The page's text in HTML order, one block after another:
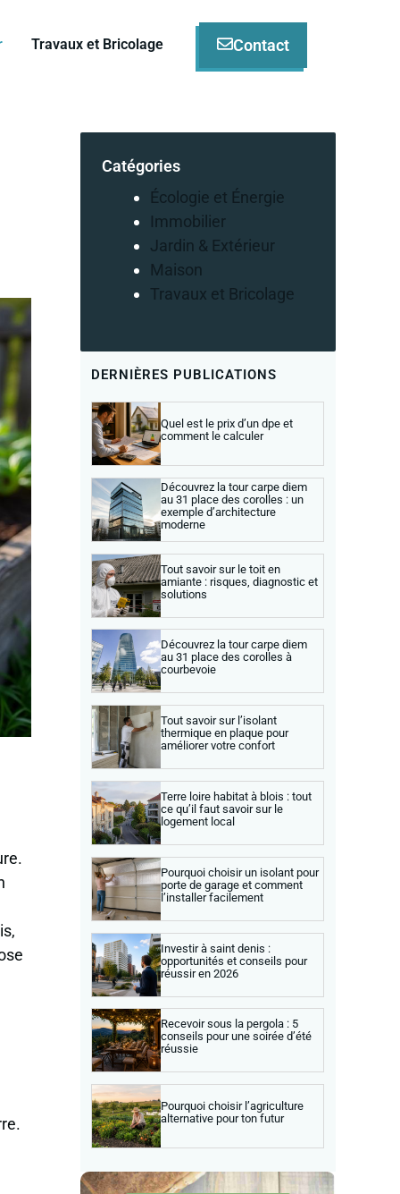
Travaux et Bricolage Contact
Catégories
Écologie et Énergie
Immobilier
Jardin & Extérieur
Maison
Travaux et Bricolage
DERNIÈRES PUBLICATIONS
Quel est le prix d’un dpe et
comment le calculer
Découvrez la tour carpe diem
au 31 place des corolles : un
exemple d’architecture
moderne
Tout savoir sur le toit en
amiante : risques, diagnostic et
solutions
Découvrez la tour carpe diem
au 31 place des corolles à
courbevoie
Tout savoir sur l’isolant
thermique en plaque pour
améliorer votre confort
Terre loire habitat à blois : tout
ce qu’il faut savoir sur le
logement local
Pourquoi choisir un isolant pour
porte de garage et comment
l’installer facilement
Investir à saint denis :
opportunités et conseils pour
réussir en 2026
Recevoir sous la pergola : 5
conseils pour une soirée d’été
réussie
Pourquoi choisir l’agriculture
alternative pour ton futur